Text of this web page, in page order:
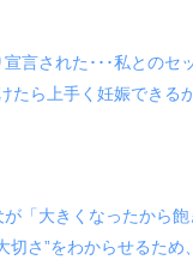
まだ年中だった時に離
が職場を訪ねてきた。
つない件ｗｗｗｗｗｗ
来た綺麗な新人さんに
」私「！？」→ 突然、
て…
言された･･･私とのセ
たら上手く妊娠できる
が「大きくなったから
切さ”をわからせるた